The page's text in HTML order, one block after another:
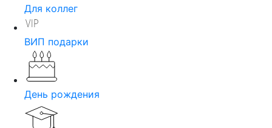
Для коллег
ВИП подарки
День рождения